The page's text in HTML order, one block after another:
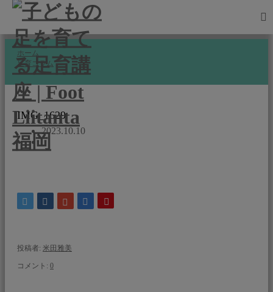
ホーム
足育コラム
IMG_1629
IMG_1629
2023.10.10
投稿者: 米田雅美
コメント: 0
足育について
イベント情報